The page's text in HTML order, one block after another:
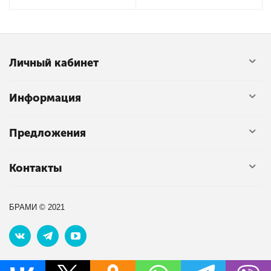
Практичный совет:если аромат ваш - берите сразу. В таких
Личный кабинет
Информация
Предложения
Контакты
БРАМИ © 2021